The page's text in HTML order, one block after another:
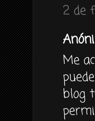
2 de
Me
blog